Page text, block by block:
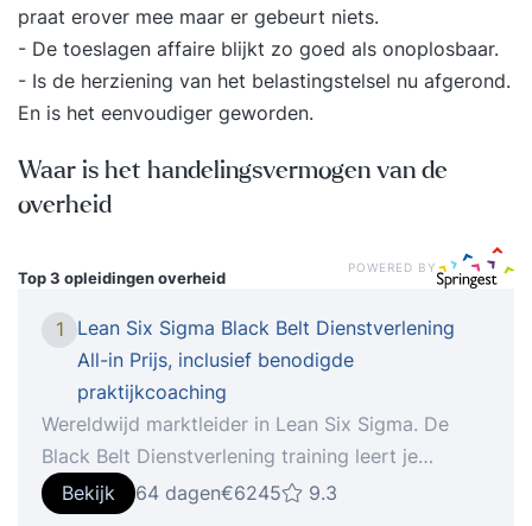
praat erover mee maar er gebeurt niets.
- De toeslagen affaire blijkt zo goed als onoplosbaar.
- Is de herziening van het belastingstelsel nu afgerond.
En is het eenvoudiger geworden.
Waar is het handelingsvermogen van de
overheid
Top 3 opleidingenoverheid
POWERED BY
1
Lean Six Sigma Black Belt Dienstverlening
All-in Prijs, inclusief benodigde
praktijkcoaching
Wereldwijd marktleider in Lean Six Sigma. De
Black Belt Dienstverlening training leert je
complexe processen verbeteren met persoonlijke
begeleiding en praktijkgerichte, ISO-
Bekijk 64 dagen€6245 9.3